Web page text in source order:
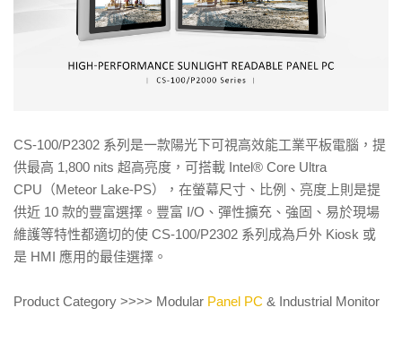
CS-100/P2302 系列是一款陽光下可視高效能工業平板電腦，提
供最高 1,800 nits 超高亮度，可搭載 Intel® Core Ultra
CPU（Meteor Lake-PS），在螢幕尺寸、比例、亮度上則是提
供近 10 款的豐富選擇。豐富 I/O、彈性擴充、強固、易於現場
維護等特性都適切的使 CS-100/P2302 系列成為戶外 Kiosk 或
是 HMI 應用的最佳選擇。
Product Category >>>> Modular Panel PC & Industrial Monitor